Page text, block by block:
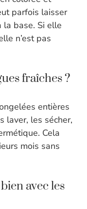
parfois laisser
la base. Si elle
n’est pas
fraîches ?
entières
laver, les sécher,
Cela
mois sans
avec les